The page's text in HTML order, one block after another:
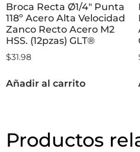
Broca Recta Ø1/4″ Punta
118º Acero Alta Velocidad
Zanco Recto Acero M2
HSS. (12pzas) GLT®
$31.98
Añadir al carrito
Productos